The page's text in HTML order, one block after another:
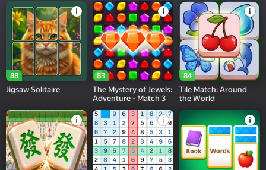
88
Jigsaw Solitaire
83
The Mystery of Jewels:
Adventure - Match 3
84
Tile Match: Around
the World